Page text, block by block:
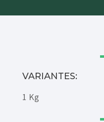
VARIANTES:
1 Kg